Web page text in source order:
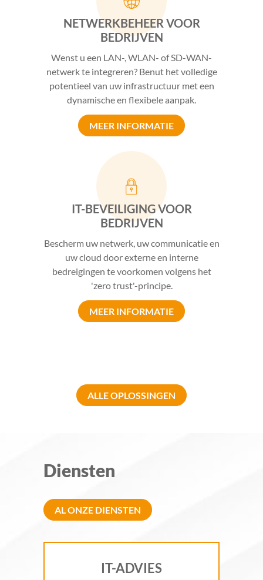
NETWERKBEHEER VOOR
BEDRIJVEN
Wenst u een LAN-, WLAN- of SD-WAN-
netwerk te integreren? Benut het volledige
potentieel van uw infrastructuur met een
dynamische en flexibele aanpak.
MEER INFORMATIE
IT-BEVEILIGING VOOR
BEDRIJVEN
Bescherm uw netwerk, uw communicatie en
uw cloud door externe en interne
bedreigingen te voorkomen volgens het
'zero trust'-principe.
MEER INFORMATIE
ALLE OPLOSSINGEN
Diensten
AL ONZE DIENSTEN
IT-ADVIES